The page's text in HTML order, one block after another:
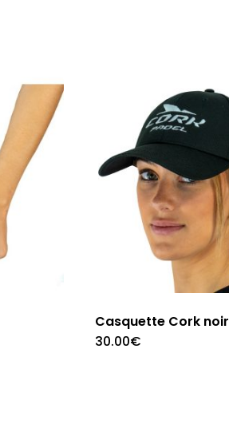
Casquette Cork noir
30.00€